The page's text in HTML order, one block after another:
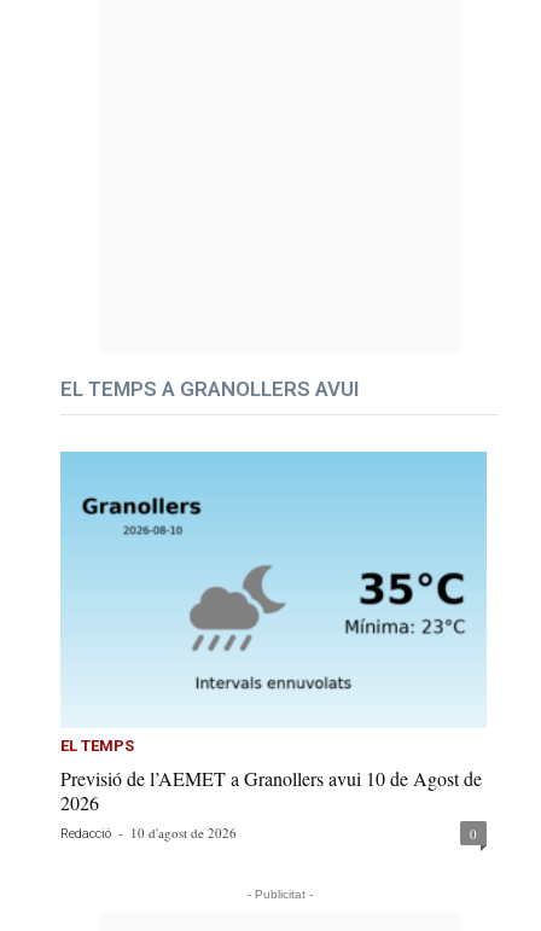
EL TEMPS A GRANOLLERS AVUI
EL TEMPS
Previsió de l’AEMET a Granollers avui 10 de Agost de
2026
Redacció - 10 d'agost de 2026 0
- Publicitat -